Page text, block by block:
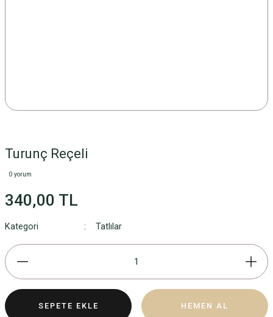
Turunç Reçeli
0 yorum
340,00 TL
Kategori Tatlılar
SEPETE EKLE HEMEN AL